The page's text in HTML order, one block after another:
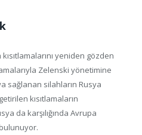
yeniden gözden
Zelenski yönetimine
sağlanan silahların Rusya
kısıtlamaların
da karşılığında Avrupa